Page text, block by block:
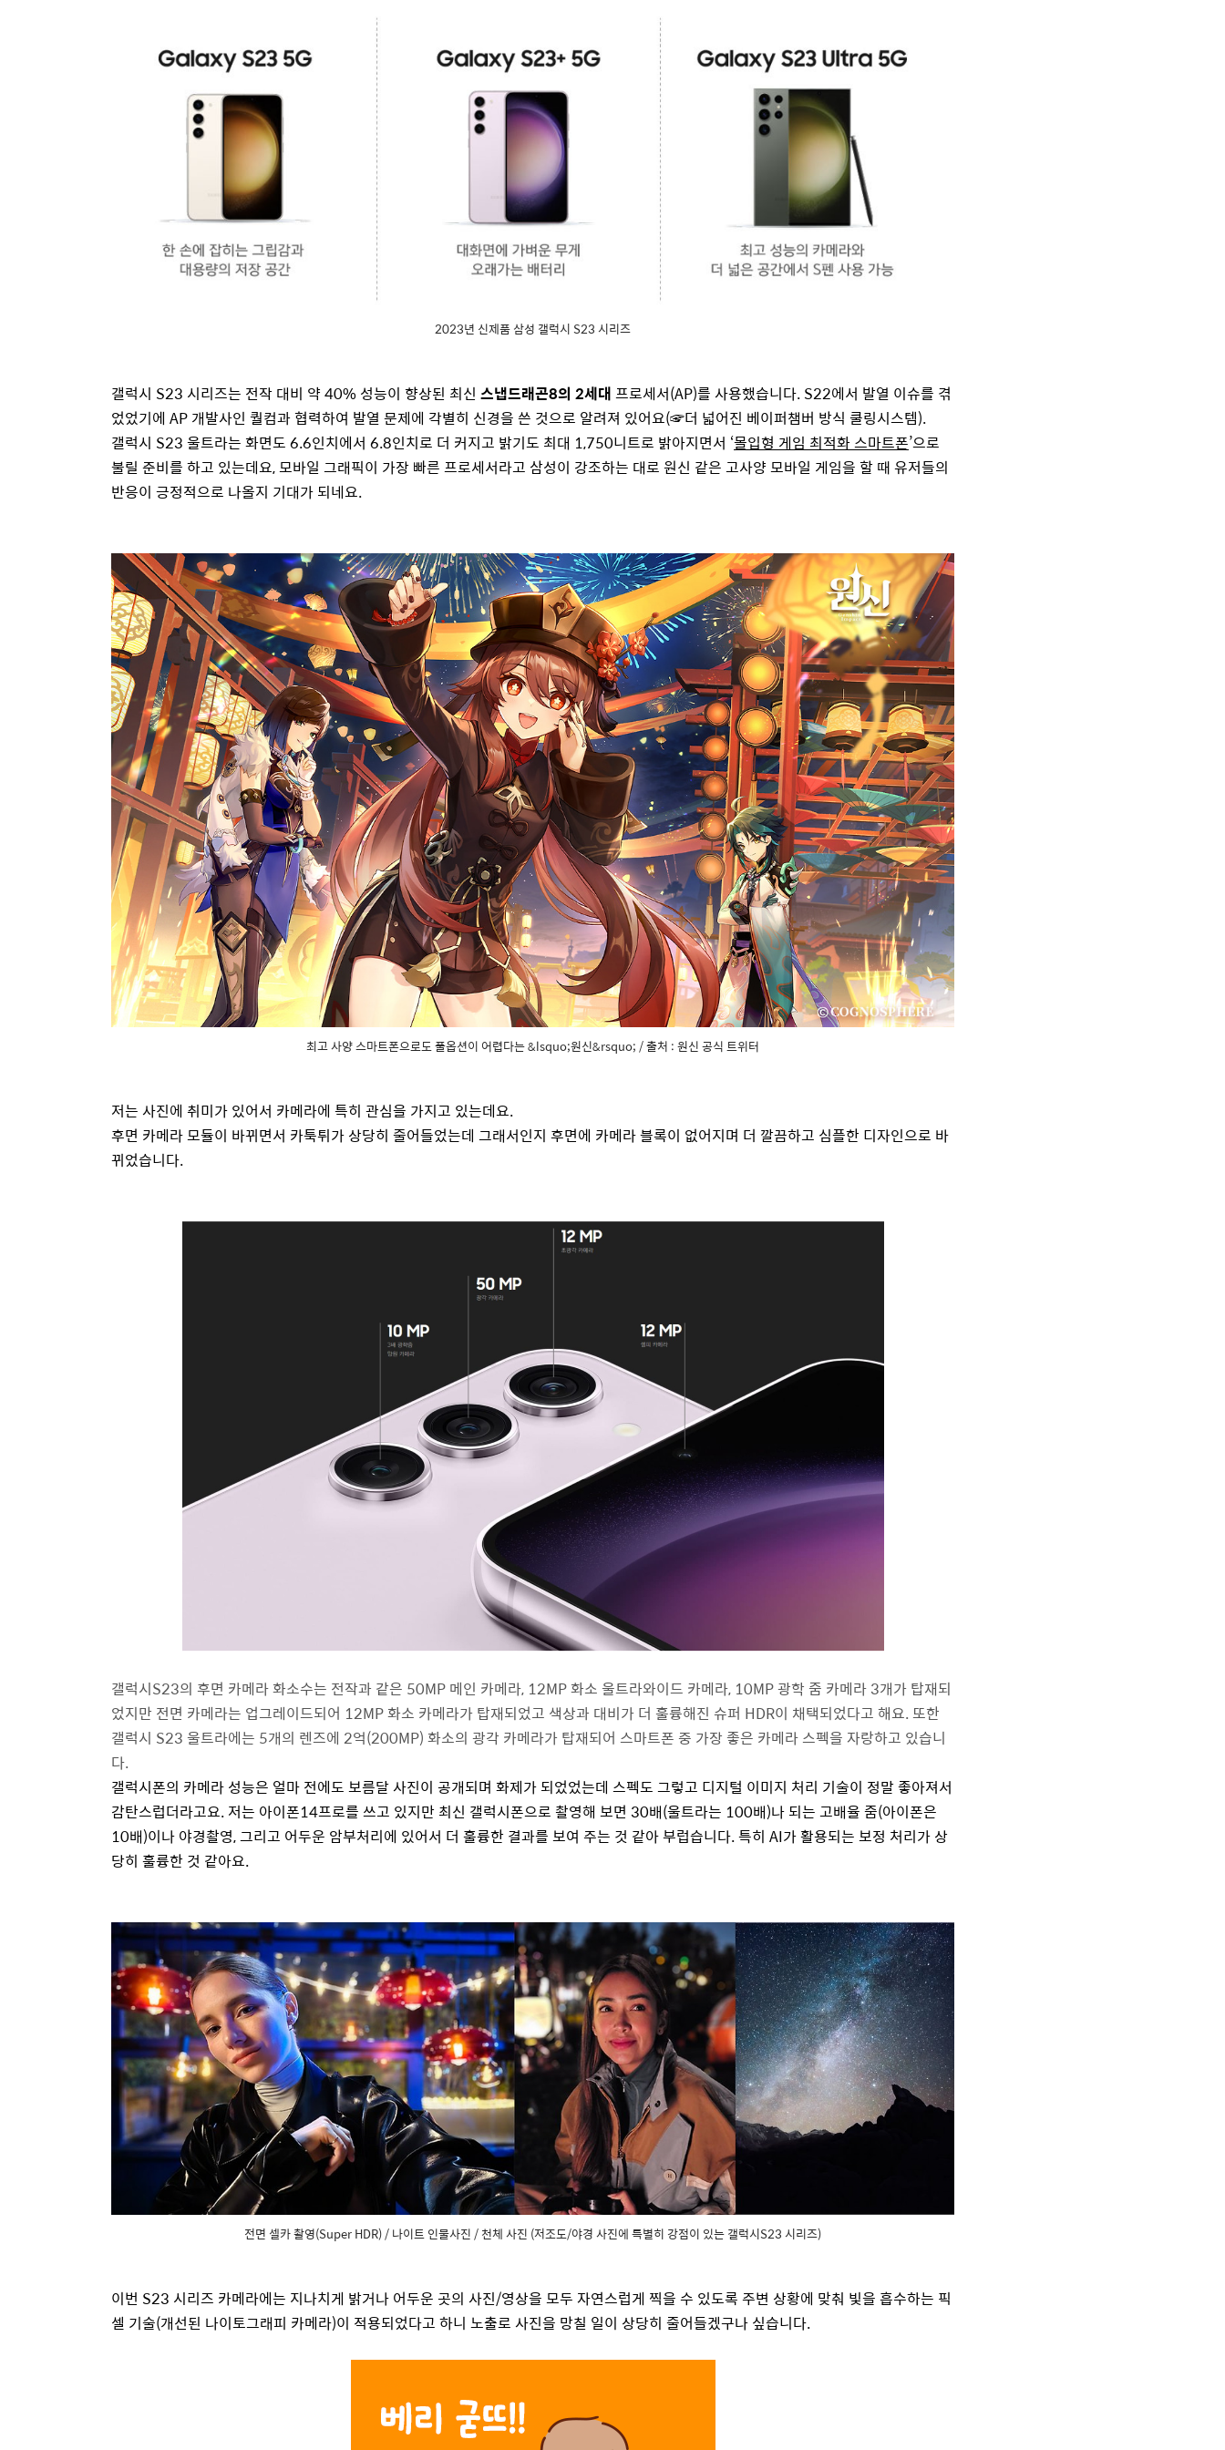
2023년 신제품 삼성 갤럭시 S23 시리즈
갤럭시 S23 시리즈는 전작 대비 약 40% 성능이 향상된 최신 스냅드래곤8의 2세대 프로세서(AP)를 사용했습니다. S22에서 발열 이슈를 겪
었었기에 AP 개발사인 퀄컴과 협력하여 발열 문제에 각별히 신경을 쓴 것으로 알려져 있어요(☞더 넓어진 베이퍼챔버 방식 쿨링시스템).
갤럭시 S23 울트라는 화면도 6.6인치에서 6.8인치로 더 커지고 밝기도 최대 1,750니트로 밝아지면서 ‘몰입형 게임 최적화 스마트폰’으로
불릴 준비를 하고 있는데요,모바일 그래픽이 가장 빠른 프로세서라고 삼성이 강조하는 대로 원신 같은 고사양 모바일 게임을 할 때 유저들의
반응이 긍정적으로 나올지 기대가 되네요.
최고 사양 스마트폰으로도 풀옵션이 어렵다는 &lsquo;원신&rsquo; / 출처 : 원신 공식 트위터
저는 사진에 취미가 있어서 카메라에 특히 관심을 가지고 있는데요.
후면 카메라 모듈이 바뀌면서 카툭튀가 상당히 줄어들었는데 그래서인지 후면에 카메라 블록이 없어지며 더 깔끔하고 심플한 디자인으로 바
뀌었습니다.
갤럭시S23의 후면 카메라 화소수는 전작과 같은 50MP 메인 카메라, 12MP화소 울트라와이드 카메라, 10MP광학 줌 카메라 3개가 탑재되
었지만 전면 카메라는 업그레이드되어 12MP화소 카메라가 탑재되었고 색상과 대비가 더 훌륭해진 슈퍼 HDR이 채택되었다고 해요. 또한
갤럭시 S23 울트라에는 5개의 렌즈에 2억(200MP) 화소의 광각 카메라가 탑재되어 스마트폰 중 가장 좋은 카메라 스펙을 자랑하고 있습니
다.
갤럭시폰의 카메라 성능은 얼마 전에도 보름달 사진이 공개되며 화제가 되었었는데 스펙도 그렇고 디지털 이미지 처리 기술이 정말 좋아져서
감탄스럽더라고요. 저는 아이폰14프로를 쓰고 있지만 최신 갤럭시폰으로 촬영해 보면 30배(울트라는 100배)나 되는 고배율 줌(아이폰은
10배)이나 야경촬영,그리고 어두운 암부처리에 있어서 더 훌륭한 결과를 보여 주는 것 같아 부럽습니다.특히 AI가 활용되는 보정 처리가 상
당히 훌륭한 것 같아요.
전면 셀카 촬영(Super HDR) / 나이트 인물사진 / 천체 사진 (저조도/야경 사진에 특별히 강점이 있는 갤럭시S23 시리즈)
이번 S23 시리즈 카메라에는 지나치게 밝거나 어두운 곳의 사진/영상을 모두 자연스럽게 찍을 수 있도록 주변 상황에 맞춰 빛을 흡수하는 픽
셀 기술(개선된 나이토그래피 카메라)이 적용되었다고 하니 노출로 사진을 망칠 일이 상당히 줄어들겠구나 싶습니다.